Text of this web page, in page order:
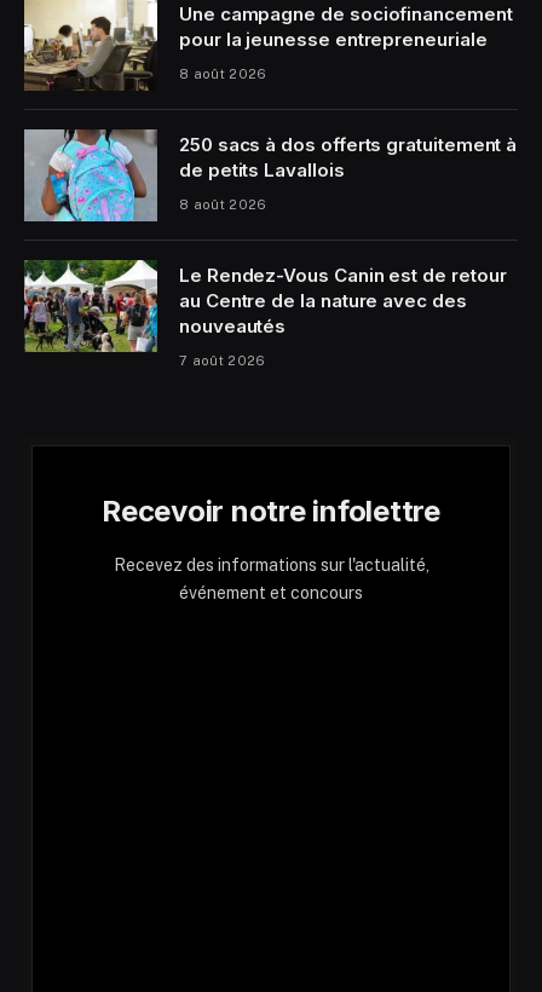
Une campagne de sociofinancement
pour la jeunesse entrepreneuriale
8 août 2026
250 sacs à dos offerts gratuitement à
de petits Lavallois
8 août 2026
Le Rendez-Vous Canin est de retour
au Centre de la nature avec des
nouveautés
7 août 2026
Recevoir notre infolettre
Recevez des informations sur l'actualité,
événement et concours